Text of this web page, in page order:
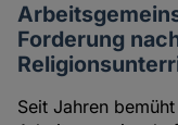
Forderung
Seit Jahren